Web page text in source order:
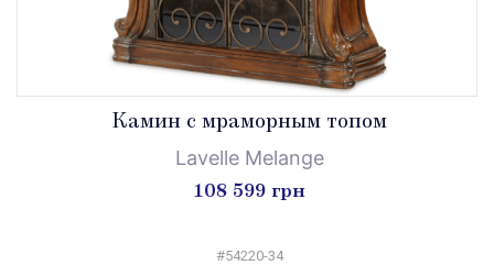
Камин с мраморным топом
Lavelle Melange
108 599 грн
#54220-34